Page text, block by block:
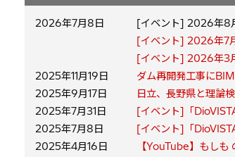
2026年7月8日
[イベント] 2026年8
[イベント] 2026年7
[イベント] 2026年3
2025年11月19日
ダム再開発工事に
2025年9月17日
日立、長野県と理論
2025年7月31日
[イベント]「
2025年7月8日
[イベント]「
2025年4月16日
【YouTube】もしも